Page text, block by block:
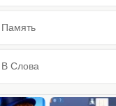
Слова